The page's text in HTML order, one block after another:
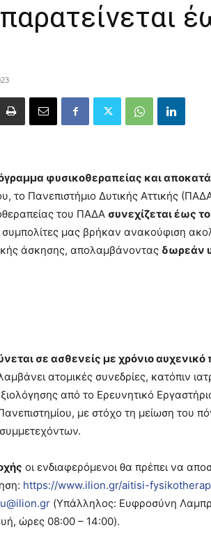
φυσικοθεραπείας και
το Πανεπιστήμιο Δυτικής Αττικής
του ΠΑΔΑ συνεχίζεται έως
συμπολίτες μας βρήκαν ανακούφιση
άσκησης, απολαμβάνοντας δωρεάν
σε ασθενείς με χρόνιο αυχενικό
ατομικές συνεδρίες, κατόπιν
από το Ερευνητικό
με στόχο τη μείωση του
οι ενδιαφερόμενοι θα πρέπει να
https://www.ilion.gr/aitisi-
(Υπάλληλος: Ευφροσύνη
ώρες 08:00 – 14:00).